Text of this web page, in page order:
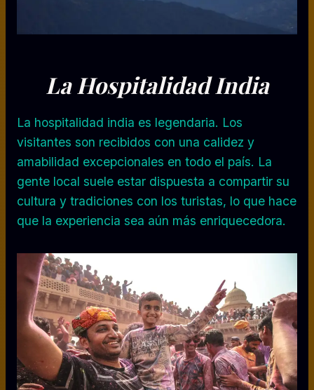
La Hospitalidad India
La hospitalidad india es legendaria. Los
visitantes son recibidos con una calidez y
amabilidad excepcionales en todo el país. La
gente local suele estar dispuesta a compartir su
cultura y tradiciones con los turistas, lo que hace
que la experiencia sea aún más enriquecedora.